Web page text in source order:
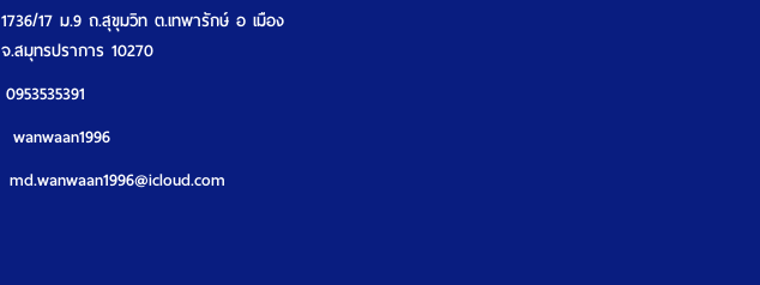
1736/17 ม.9 ถ.สุขุมวิท ต.เทพารักษ์ อ เมือง
จ.สมุทรปราการ 10270
0953535391
wanwaan1996
md.wanwaan1996@icloud.com